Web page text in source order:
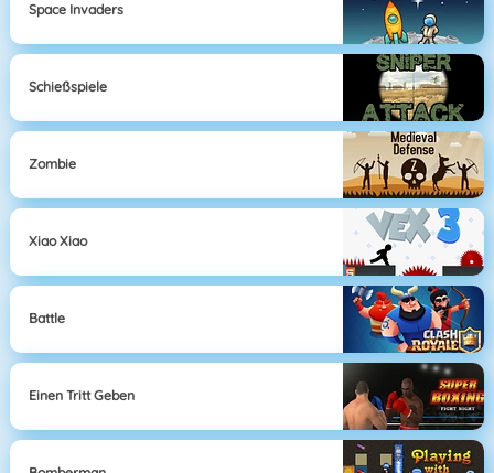
Space Invaders
Schießspiele
Zombie
Xiao Xiao
Battle
Einen Tritt Geben